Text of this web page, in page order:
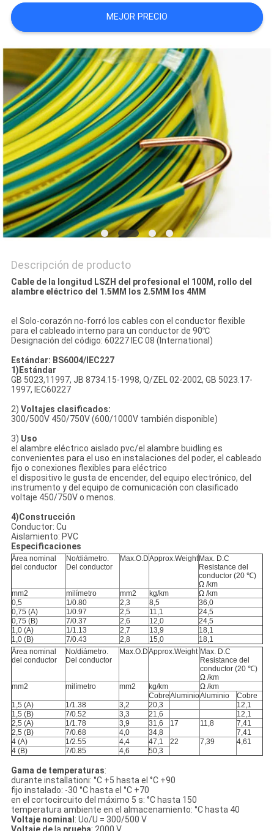
BLOG
SOLICITAR
UNA
COTIZACIÓN
NEWS
MAPA
DEL
SITIO
POLÍTICA
DE
MEJOR PRECIO
Descripción de producto
Cable de la longitud LSZH del profesional el 100M, rollo del
alambre eléctrico del 1.5MM los 2.5MM los 4MM
el Solo-corazón no-forró los cables con el conductor flexible
para el cableado interno para un conductor de 90℃
Designación del código: 60227 IEC 08 (International)
Estándar: BS6004/IEC227
1)Estándar
GB 5023,11997, JB 8734.15-1998, Q/ZEL 02-2002, GB 5023.17-
1997, IEC60227
2) Voltajes clasificados:
300/500V 450/750V (600/1000V también disponible)
3) Uso
el alambre eléctrico aislado pvc/el alambre buidling es
convenientes para el uso en instalaciones del poder, el cableado
fijo o conexiones flexibles para eléctrico
el dispositivo le gusta de encender, del equipo electrónico, del
instrumento y del equipo de comunicación con clasificado
voltaje 450/750V o menos.
4)Construcción
Conductor: Cu
Aislamiento: PVC
Especificaciones
Área nominal
del conductor
No/diámetro.
Del conductor
Max.O.DApprox.Weight Max. D.C
Resistance del
conductor (20 ℃)
Ω /km
mm2
milímetro mm2 kg/km
Ω /km
0,5
1/0.80 2,3 8,5
36,0
0,75 (A)
1/0.97 2,5 11,1
24,5
0,75 (B)
7/0.37 2,6 12,0
24,5
1,0 (A)
1/1.13 2,7 13,9
18,1
1,0 (B)
7/0.43 2,8 15,0
18,1
Área nominal
del conductor
No/diámetro.
Del conductor
Max.O.DApprox.Weight Max. D.C
Resistance del
conductor (20 ℃)
Ω /km
mm2
milímetro mm2 kg/km
Ω /km
CobreAluminioAluminio
Cobre
1,5 (A)
1/1.38 3,2 20,3
12,1
1,5 (B)
7/0.52 3,3 21,6
12,1
2,5 (A)
1/1.78 3,9 31,6 17 11,8
7,41
2,5 (B)
7/0.68 4,0 34,8
7,41
4 (A)
1/2.55 4,4 47,1 22 7,39
4,61
4 (B)
7/0.85 4,6 50,3
Gama de temperaturas:
durante installationi: °C +5 hasta el °C +90
fijo instalado: -30 °C hasta el °C +70
en el cortocircuito del máximo 5 s: °C hasta 150
temperatura ambiente en el almacenamiento: °C hasta 40
Voltaje nominal : Uο/U = 300/500 V